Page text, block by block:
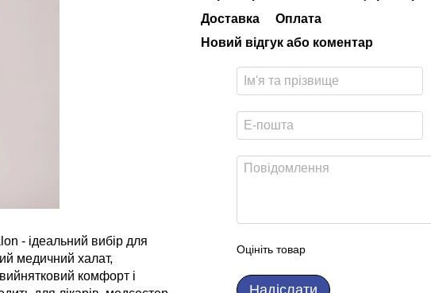
- ідеальний вибір для
медичний халат,
комфорт і
Доставка
Оплата
Новий відгук або коментар
Оцініть товар
Надіслати